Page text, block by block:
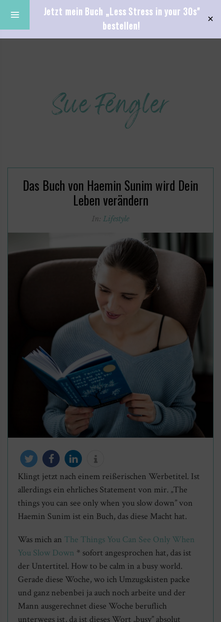
Jetzt mein Buch „Less Stress in your 30s"
bestellen!
✕
Das Buch von Haemin Sunim wird Dein
Leben verändern
In: Lifestyle
twittern teilen mitteilen info
Klingt jetzt nach einem reißerischen Werbetitel. Ist
allerdings ein ehrliches Statement von mir. „The
things you can see only when you slow down” von
Haemin Sunim ist ein Buch, das diese Macht hat.
Was mich an The Things You Can See Only When
You Slow Down * sofort angesprochen hat, das ist
der Untertitel. How to be calm in a busy world.
Gerade diese Woche, wo ich Umzugskisten packe
und ganz nebenbei ja auch noch arbeite und der
Mann ausgerechnet diese Woche beruflich
unterwegs ist, da ist dieses Wort „busy” absolut